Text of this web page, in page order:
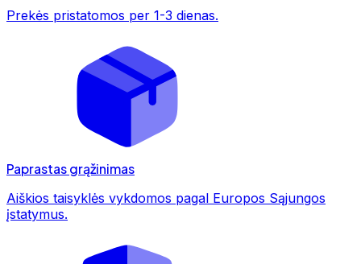
Prekės pristatomos per 1-3 dienas.
Paprastas grąžinimas
Aiškios taisyklės vykdomos pagal Europos Sąjungos
įstatymus.